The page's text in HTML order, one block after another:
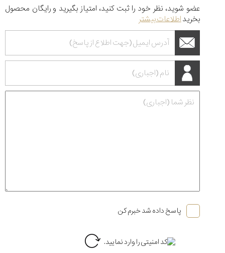
عضو شوید، نظر خود را ثبت کنید، امتیاز بگیرید و رایگان محصول
بخریداطلاعات بیشتر
پاسخ داده شد خبرم کن